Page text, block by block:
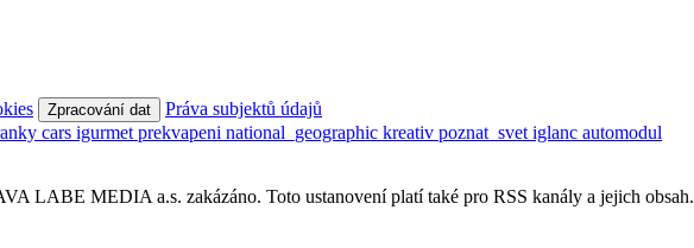
Zpracování dat
Práva subjektů údajů
cars igurmet prekvapeni national_geographic kreativ poznat_svet iglanc automodul
LABE MEDIA a.s. zakázáno. Toto ustanovení platí také pro RSS kanály a jejich obsah.